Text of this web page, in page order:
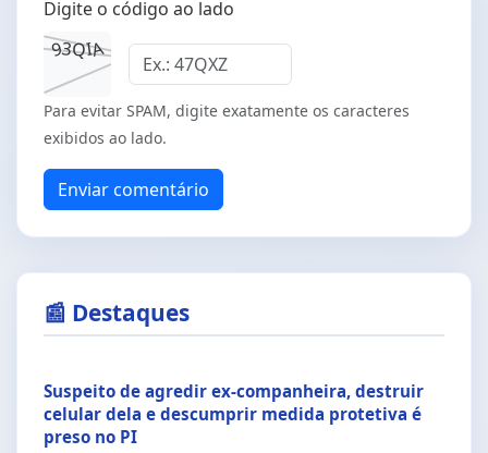
Digite o código ao lado
93QIA
Para evitar SPAM, digite exatamente os caracteres
exibidos ao lado.
Enviar comentário
📰 Destaques
Suspeito de agredir ex-companheira, destruir
celular dela e descumprir medida protetiva é
preso no PI